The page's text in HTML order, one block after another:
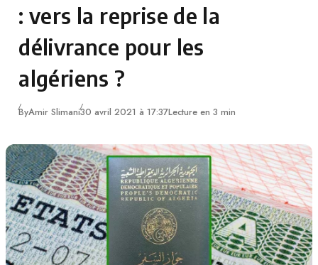
: vers la reprise de la
délivrance pour les
algériens ?
ByAmir Slimani30 avril 2021 à 17:37Lecture en 3 min